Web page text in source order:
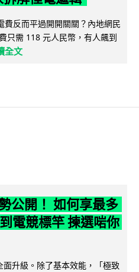
反而平過開開關關？內地網民
只需 118 元人民幣，有人飆到
全文
公開！ 如何享最多
電競標竿 揀選啱你
升級。除了基本效能，「極致